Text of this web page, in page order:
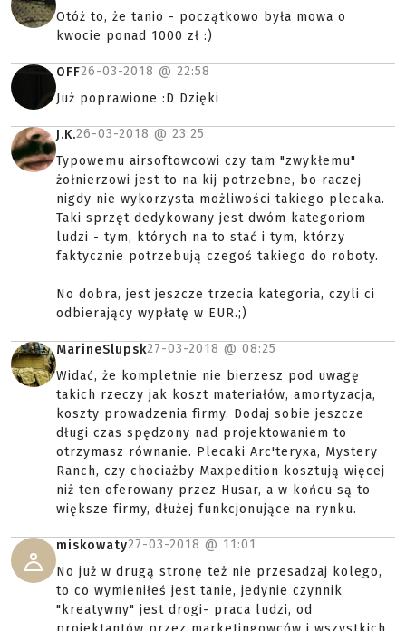
Otóż to, że tanio - początkowo była mowa o
kwocie ponad 1000 zł :)
OFF26-03-2018 @ 22:58
Już poprawione :D Dzięki
J.K.26-03-2018 @ 23:25
Typowemu airsoftowcowi czy tam "zwykłemu"
żołnierzowi jest to na kij potrzebne, bo raczej
nigdy nie wykorzysta możliwości takiego plecaka.
Taki sprzęt dedykowany jest dwóm kategoriom
ludzi - tym, których na to stać i tym, którzy
faktycznie potrzebują czegoś takiego do roboty.
No dobra, jest jeszcze trzecia kategoria, czyli ci
odbierający wypłatę w EUR.;)
MarineSlupsk27-03-2018 @ 08:25
Widać, że kompletnie nie bierzesz pod uwagę
takich rzeczy jak koszt materiałów, amortyzacja,
koszty prowadzenia firmy. Dodaj sobie jeszcze
długi czas spędzony nad projektowaniem to
otrzymasz równanie. Plecaki Arc'teryxa, Mystery
Ranch, czy chociażby Maxpedition kosztują więcej
niż ten oferowany przez Husar, a w końcu są to
większe firmy, dłużej funkcjonujące na rynku.
miskowaty27-03-2018 @ 11:01
No już w drugą stronę też nie przesadzaj kolego,
to co wymieniłeś jest tanie, jedynie czynnik
"kreatywny" jest drogi- praca ludzi, od